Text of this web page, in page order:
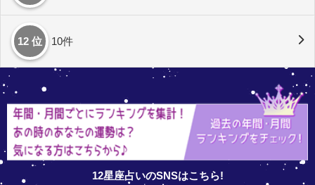
12 位 10件
12星座占いのSNSはこちら!